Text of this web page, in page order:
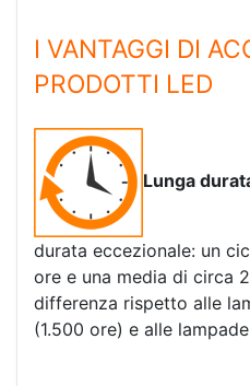
I VANTAGGI DI
PRODOTTI LED
Lunga
durata eccezionale: un
ore e una media di circa
differenza rispetto alle
(1.500 ore) e alle